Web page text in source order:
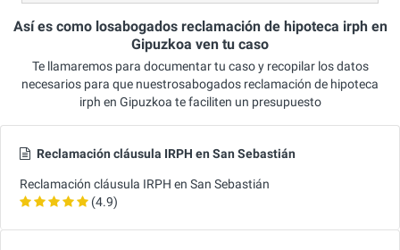
Así es como losabogados reclamación de hipoteca irph en
Gipuzkoa ven tu caso
Te llamaremos para documentar tu caso y recopilar los datos
necesarios para que nuestrosabogados reclamación de hipoteca
irph en Gipuzkoa te faciliten un presupuesto
Reclamación cláusula IRPH en San Sebastián
Reclamación cláusula IRPH en San Sebastián
(4.9)